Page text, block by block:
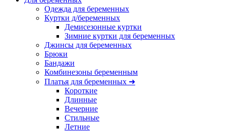
Одежда для беременных
Куртки д/беременных
Демисезонные куртки
Зимние куртки для беременных
Джинсы для беременных
Брюки
Бандажи
Комбинезоны беременным
Платья для беременных ➜
Короткие
Длинные
Вечерние
Стильные
Летние